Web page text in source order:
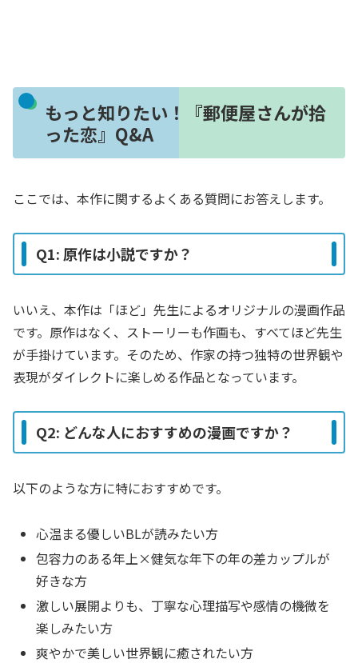
もっと知りたい！『郵便屋さんが拾
った恋』Q&A
ここでは、本作に関するよくある質問にお答えします。
Q1: 原作は小説ですか？
いいえ、本作は「ほど」先生によるオリジナルの漫画作品
です。原作はなく、ストーリーも作画も、すべてほど先生
が手掛けています。そのため、作家の持つ独特の世界観や
表現がダイレクトに楽しめる作品となっています。
Q2: どんな人におすすめの漫画ですか？
以下のような方に特におすすめです。
心温まる優しいBLが読みたい方
包容力のある年上×健気な年下の年の差カップルが
好きな方
激しい展開よりも、丁寧な心理描写や感情の機微を
楽しみたい方
爽やかで美しい世界観に癒されたい方